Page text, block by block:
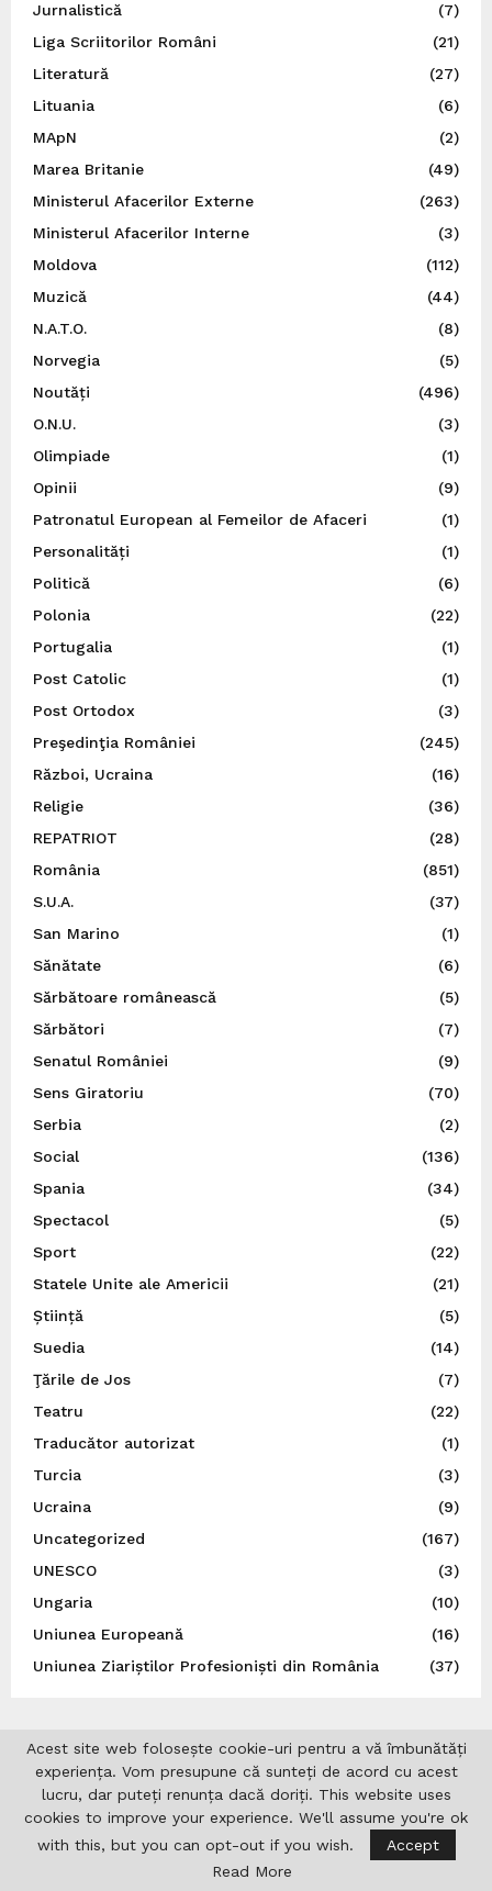
Jurnalistică
(7)
Liga Scriitorilor Români
(21)
Literatură
(27)
Lituania
(6)
MApN
(2)
Marea Britanie
(49)
Ministerul Afacerilor Externe
(263)
Ministerul Afacerilor Interne
(3)
Moldova
(112)
Muzică
(44)
N.A.T.O.
(8)
Norvegia
(5)
Noutăți
(496)
O.N.U.
(3)
Olimpiade
(1)
Opinii
(9)
Patronatul European al Femeilor de Afaceri
(1)
Personalități
(1)
Politică
(6)
Polonia
(22)
Portugalia
(1)
Post Catolic
(1)
Post Ortodox
(3)
Preşedinţia României
(245)
Război, Ucraina
(16)
Religie
(36)
REPATRIOT
(28)
România
(851)
S.U.A.
(37)
San Marino
(1)
Sănătate
(6)
Sărbătoare românească
(5)
Sărbători
(7)
Senatul României
(9)
Sens Giratoriu
(70)
Serbia
(2)
Social
(136)
Spania
(34)
Spectacol
(5)
Sport
(22)
Statele Unite ale Americii
(21)
Știință
(5)
Suedia
(14)
Ţările de Jos
(7)
Teatru
(22)
Traducător autorizat
(1)
Turcia
(3)
Ucraina
(9)
Uncategorized
(167)
UNESCO
(3)
Ungaria
(10)
Uniunea Europeană
(16)
Uniunea Ziariștilor Profesioniști din România
(37)
Acest site web folosește cookie-uri pentru a vă îmbunătăți
experiența. Vom presupune că sunteți de acord cu acest
lucru, dar puteți renunța dacă doriți. This website uses
cookies to improve your experience. We'll assume you're ok
with this, but you can opt-out if you wish.
Accept
Read More